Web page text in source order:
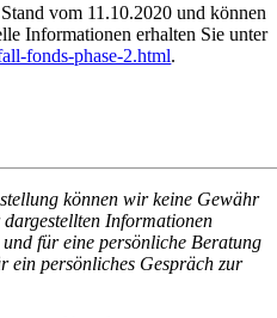
vom 11.10.2020 und können
Informationen erhalten Sie unter
fonds-phase-2.html.
können wir keine Gewähr
Informationen
für eine persönliche Beratung
ein persönliches Gespräch zur